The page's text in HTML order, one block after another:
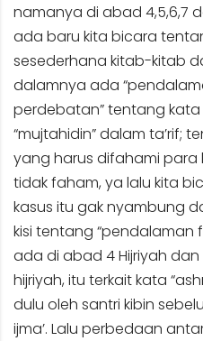
namanya di abad 4,5,6,7
ada baru kita bicara
sesederhana kitab-kitab
dalamnya ada
perdebatan” tentang kata
“mujtahidin” dalam ta’rif;
yang harus difahami para
tidak faham, ya lalu kita
kasus itu gak nyambung
kisi tentang “pendalaman
ada di abad 4 Hijriyah
hijriyah, itu terkait kata
dulu oleh santri kibin
ijma’. Lalu perbedaan